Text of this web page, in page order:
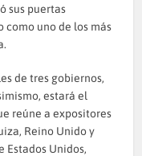
sus puertas
uno de los más
de tres gobiernos,
estará el
reúne a expositores
Reino Unido y
Estados Unidos,